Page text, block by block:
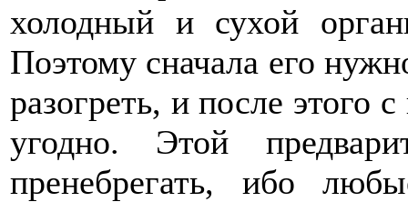
холодный и сухой
Поэтому сначала его
разогреть, и после этого
угодно. Этой
пренебрегать, ибо